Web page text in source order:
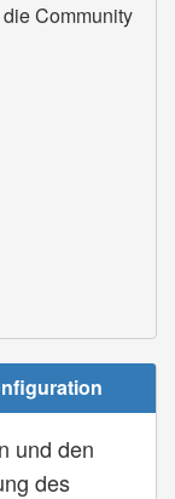
Community
und den
des